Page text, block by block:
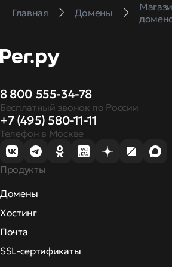
Главная Домены
8 800 555-34-78
Бесплатный звонок по России
+7 (495) 580-11-11
Телефон в Москве
Продукты
Домены
Хостинг
Почта
SSL-сертификаты